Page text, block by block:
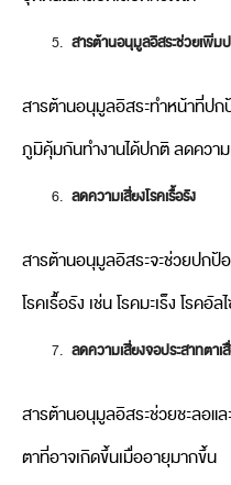
สารต้านอนุมูลอิสระช่วยเพิ่
สารต้านอนุมูลอิสระทำหน้าที่ปก
ภูมิคุ้มกันทำงานได้ปกติ ลดความ
ลดความเสี่ยงโรคเรื้อรัง
สารต้านอนุมูลอิสระจะช่วยปกป้
โรคเรื้อรัง เช่น โรคมะเร็ง โรคอัล
ลดความเสี่ยงจอประสาทตาเ
สารต้านอนุมูลอิสระช่วยชะลอแ
ตาที่อาจเกิดขึ้นเมื่ออายุมากขึ้น